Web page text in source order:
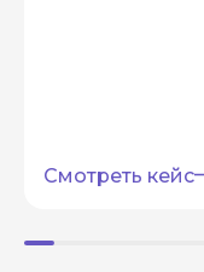
Смотреть кейс